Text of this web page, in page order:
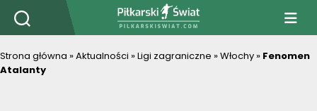
PiłkarskiSwiat.com
Strona główna »Aktualności »Ligi zagraniczne »Włochy » Fenomen
Atalanty